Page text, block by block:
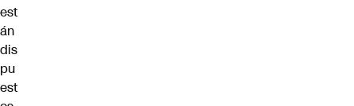
est
án
dis
pu
est